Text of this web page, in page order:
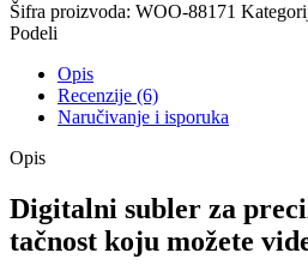
Šifra proizvoda: WOO-88171
Podeli
Opis
Recenzije (6)
Naručivanje i isporuka
Opis
Digitalni subler za
tačnost koju možete